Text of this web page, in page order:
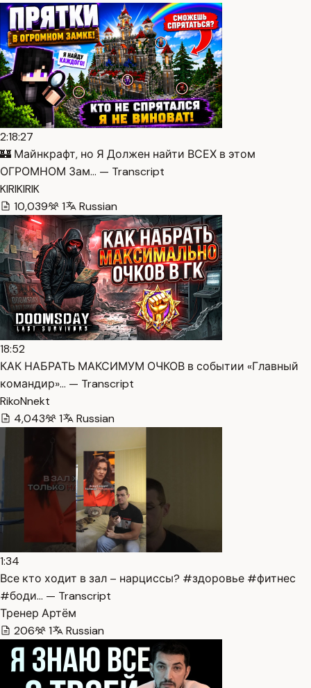
2:18:27
🏰 Майнкрафт, но Я Должен найти ВСЕХ в этом
ОГРОМНОМ Зам… — Transcript
KIRIKIRIK
10,039
1 Russian
18:52
КАК НАБРАТЬ МАКСИМУМ ОЧКОВ в событии «Главный
командир»… — Transcript
RikoNnekt
4,043
1 Russian
1:34
Все кто ходит в зал – нарциссы? #здоровье #фитнес
#боди… — Transcript
Тренер Артём
206
1 Russian